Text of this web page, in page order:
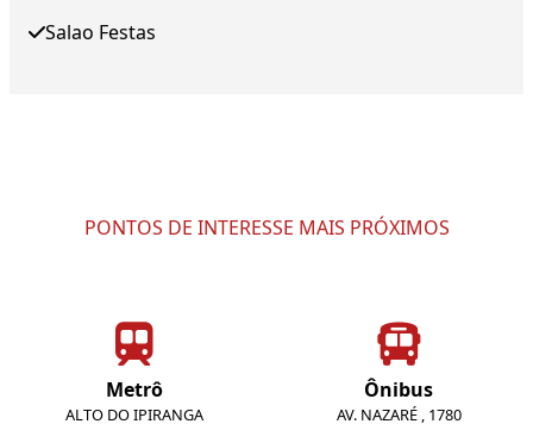
Salao Festas
PONTOS DE INTERESSE MAIS PRÓXIMOS
Metrô
ALTO DO IPIRANGA
Ônibus
AV. NAZARÉ , 1780